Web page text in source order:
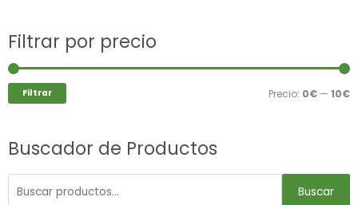
Filtrar por precio
Filtrar Precio: 0€ — 10€
Buscador de Productos
Buscar
Buscar